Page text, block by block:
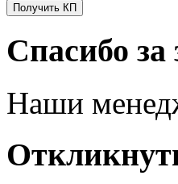
Получить КП
Спасибо за
Наши